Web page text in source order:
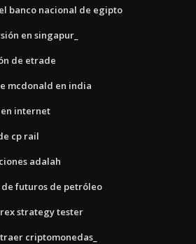
banco nacional de egipto
en singapur_
de etrade
mcdonald en india
internet
cp rail
adalah
futuros de petróleo
strategy tester
criptomonedas_